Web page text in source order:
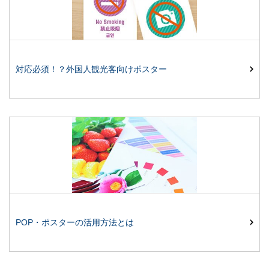
対応必須！？外国人観光客向けポスター
POP・ポスターの活用方法とは